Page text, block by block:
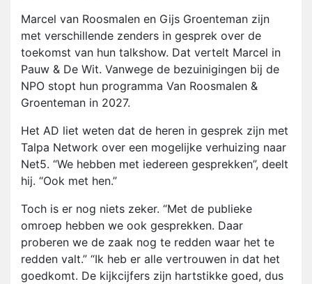
Marcel van Roosmalen en Gijs Groenteman zijn
met verschillende zenders in gesprek over de
toekomst van hun talkshow. Dat vertelt Marcel in
Pauw & De Wit. Vanwege de bezuinigingen bij de
NPO stopt hun programma Van Roosmalen &
Groenteman in 2027.
Het AD liet weten dat de heren in gesprek zijn met
Talpa Network over een mogelijke verhuizing naar
Net5. “We hebben met iedereen gesprekken”, deelt
hij. “Ook met hen.”
Toch is er nog niets zeker. “Met de publieke
omroep hebben we ook gesprekken. Daar
proberen we de zaak nog te redden waar het te
redden valt.” “Ik heb er alle vertrouwen in dat het
goedkomt. De kijkcijfers zijn hartstikke goed, dus